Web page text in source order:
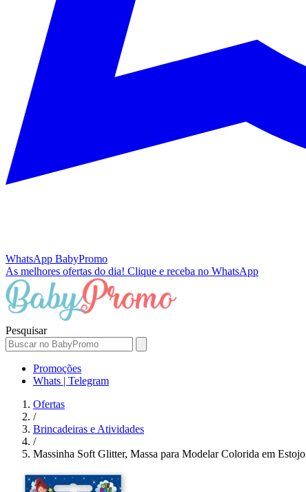
WhatsApp BabyPromo
As melhores ofertas do dia! Clique e receba no WhatsApp
Pesquisar
Promoções
Whats | Telegram
Ofertas
/
Brincadeiras e Atividades
/
Massinha Soft Glitter, Massa para Modelar Colorida em